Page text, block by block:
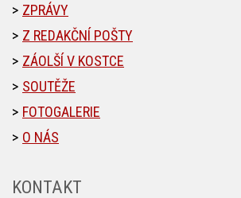
ZPRÁVY
Z REDAKČNÍ POŠTY
ZÁOLŠÍ V KOSTCE
SOUTĚŽE
FOTOGALERIE
O NÁS
KONTAKT